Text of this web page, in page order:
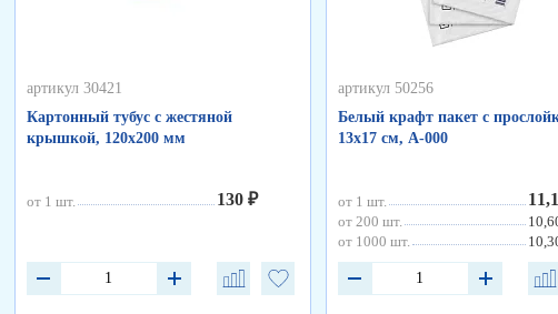
артикул 30421
Картонный тубус с жестяной
крышкой, 120х200 мм
от 1 шт. 130 ₽
артикул 50256
Белый крафт пакет с
13х17 см, А-000
от 1 шт.
от 200 шт.
от 1000 шт.